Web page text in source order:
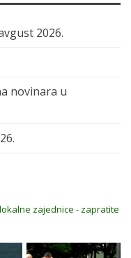
2026.
novinara u
zajednice - zapratite